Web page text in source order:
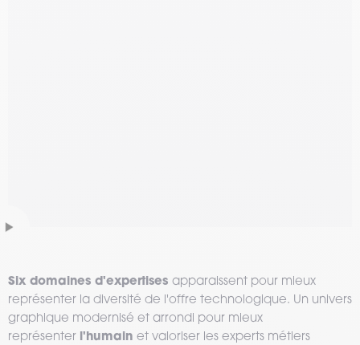
Six domaines d'expertises apparaissent pour mieux
représenter la diversité de l'offre technologique. Un univers
graphique modernisé et arrondi pour mieux
représenter l'humain et valoriser les experts métiers